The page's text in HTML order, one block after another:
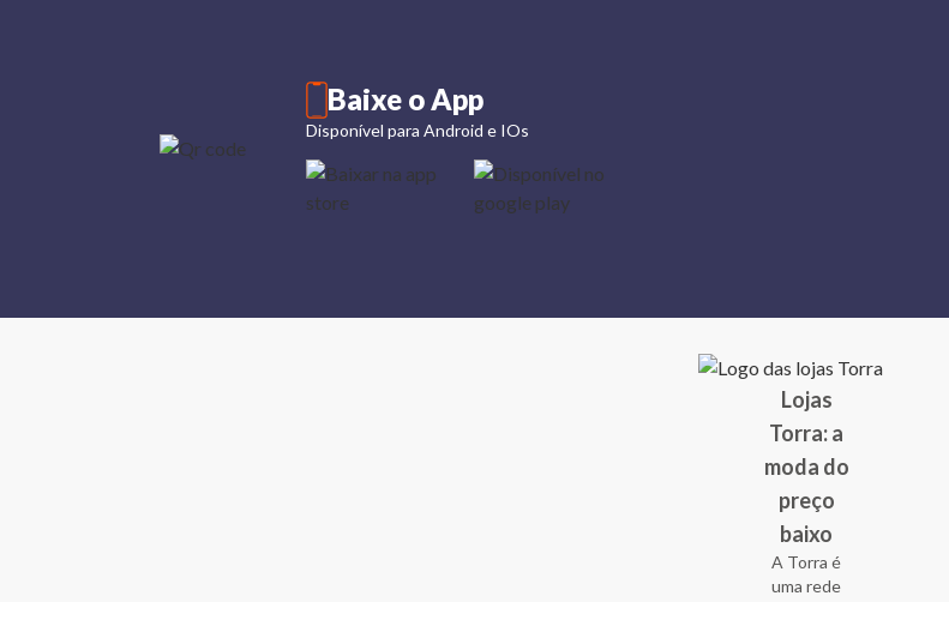
Baixe o App
Disponível para Android e IOs
Lojas
Torra: a
moda do
preço
baixo
A Torra é
uma rede